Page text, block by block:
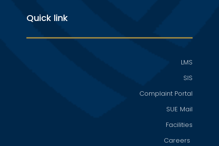
Quick link
LMS
SIS
Complaint Portal
SUE Mail
Facilities
Careers